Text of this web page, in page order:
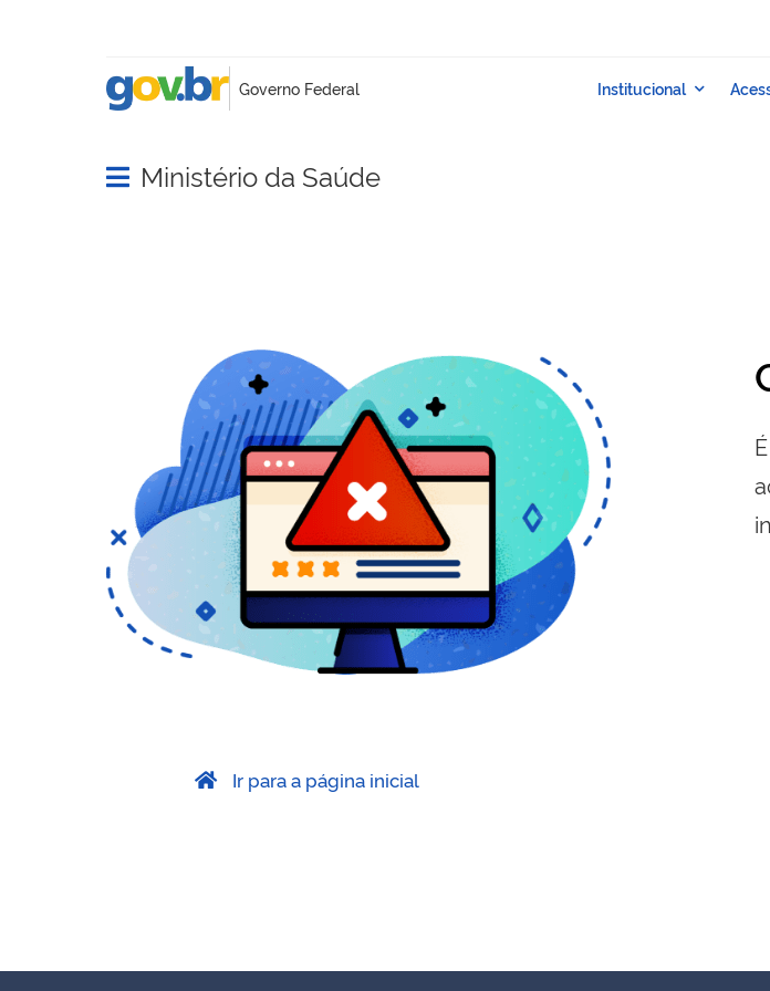
Abrir menu principal de navegação
Ministério da Saúde
Ir para a página inicial